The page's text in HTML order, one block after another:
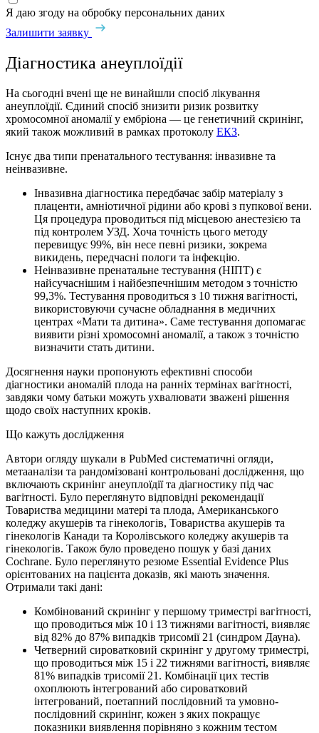
Я даю згоду на обробку персональних даних
Залишити заявку
Діагностика анеуплоїдії
На сьогодні вченi ще не винайшли спосіб лікування
анеуплоїдії. Єдиний спосіб знизити ризик розвитку
хромосомної аномалії у ембріона — це генетичний скринінг,
який також можливий в рамках протоколу ЕКЗ.
Існує два типи пренатального тестування: інвазивне та
неінвазивне.
Інвазивна діагностика передбачає забір матеріалу з
плаценти, амніотичної рідини або крові з пупкової вени.
Ця процедура проводиться під місцевою анестезією та
під контролем УЗД. Хоча точність цього методу
перевищує 99%, він несе певні ризики, зокрема
викидень, передчасні пологи та інфекцію.
Неінвазивне пренатальне тестування (НІПТ) є
найсучаснішим і найбезпечнішим методом з точністю
99,3%. Тестування проводиться з 10 тижня вагітності,
використовуючи сучасне обладнання в медичних
центрах «Мати та дитина». Саме тестування допомагає
виявити різні хромосомні аномалії, а також з точністю
визначити стать дитини.
Досягнення науки пропонують ефективні способи
діагностики аномалій плода на ранніх термінах вагітності,
завдяки чому батьки можуть ухвалювати зважені рішення
щодо своїх наступних кроків.
Що кажуть дослідження
Автори огляду шукали в PubMed систематичні огляди,
метааналізи та рандомізовані контрольовані дослідження, що
включають скринінг анеуплоїдії та діагностику під час
вагітності. Було переглянуто відповідні рекомендації
Товариства медицини матері та плода, Американського
коледжу акушерів та гінекологів, Товариства акушерів та
гінекологів Канади та Королівського коледжу акушерів та
гінекологів. Також було проведено пошук у базі даних
Cochrane. Було переглянуто резюме Essential Evidence Plus
орієнтованих на пацієнта доказів, які мають значення.
Отримали такі дані:
Комбінований скринінг у першому триместрі вагітності,
що проводиться між 10 і 13 тижнями вагітності, виявляє
від 82% до 87% випадків трисомії 21 (синдром Дауна).
Четверний сироватковий скринінг у другому триместрі,
що проводиться між 15 і 22 тижнями вагітності, виявляє
81% випадків трисомії 21. Комбінації цих тестів
охоплюють інтегрований або сироватковий
інтегрований, поетапний послідовний та умовно-
послідовний скринінг, кожен з яких покращує
показники виявлення порівняно з кожним тестом